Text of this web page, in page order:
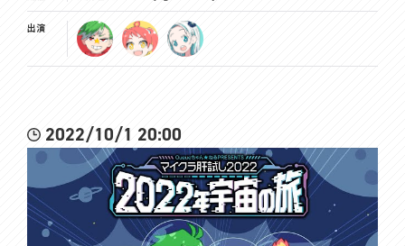
出演
2022/10/1 20:00